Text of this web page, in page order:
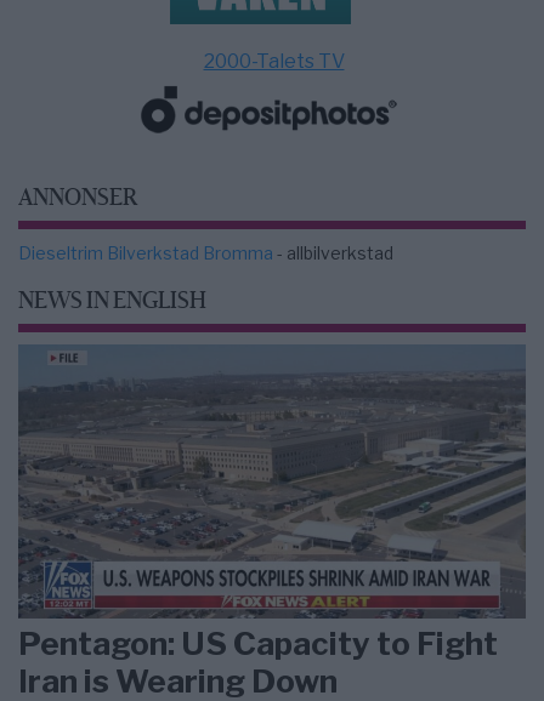
2000-Talets TV
ANNONSER
Dieseltrim Bilverkstad Bromma - allbilverkstad
NEWS IN ENGLISH
Pentagon: US Capacity to Fight
Iran is Wearing Down